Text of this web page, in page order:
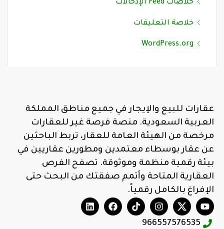
خلاصات Feed الإدخالات
خلاصة التعليقات
WordPress.org
عقارات للبيع والإيجار في جميع مناطق المملكة
العربية السعودية. منصة فرصة غير للعقارات
مرخصة من الهيئة العامة للعقار، تربط الباحثين
عن عقار بوسطاء معتمدين ومطورين عقاريين في
بيئة رقمية منظمة وموثوقة. تصفح الفرص
العقارية المتاحة وأتمم صفقتك من البحث حتى
الإفراغ بالكامل رقمياً.
966557576535